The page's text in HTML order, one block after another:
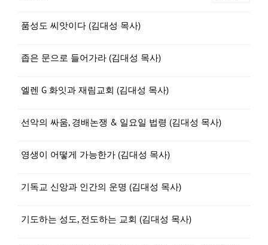
품성도 씨앗이다 (김대성 목사)
좁은 문으로 들어가라 (김대성 목사)
엘렌 G 화잇과 재림교회 (김대성 목사)
선악의 싸움, 경배논쟁 & 일요일 법령 (김대성 목사)
영생이 어떻게 가능한가 (김대성 목사)
기독교 신앙과 인간의 운명 (김대성 목사)
기도하는 성도, 전도하는 교회 (김대성 목사)